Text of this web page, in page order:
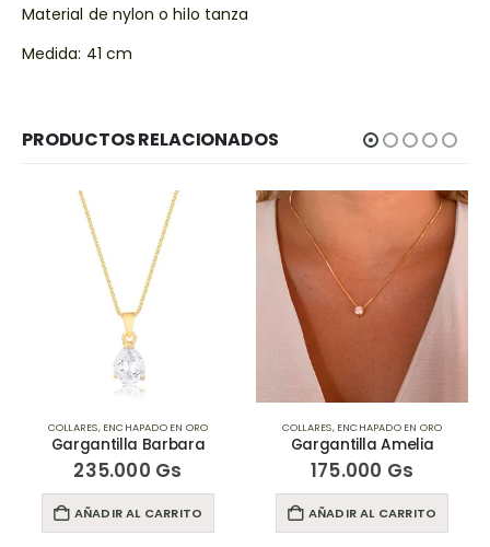
Material de nylon o hilo tanza
Medida: 41 cm
PRODUCTOS RELACIONADOS
COLLARES, ENCHAPADO EN ORO
Gargantilla Barbara
235.000 Gs
AÑADIR AL CARRITO
COLLARES, ENCHAPADO EN ORO
Gargantilla Amelia
175.000 Gs
AÑADIR AL CARRITO